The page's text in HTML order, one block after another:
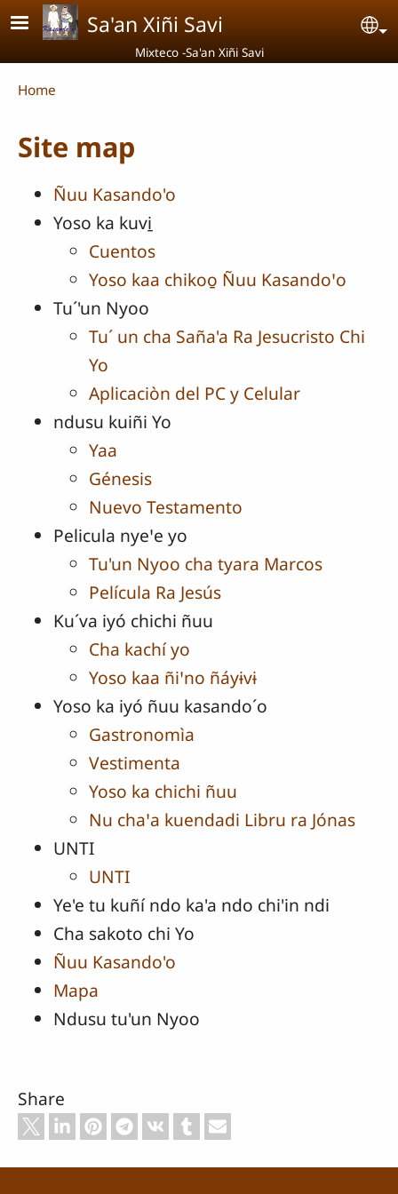
Skip to main content
Sa'an Xiñi Savi
Mixteco -Sa'an Xiñi Savi
Breadcrumb
Home
Site map
Ñuu Kasando'o
Yoso ka kuvi̱
Cuentos
Yoso kaa chikoo̱ Ñuu Kasandoꞌo
Tu´'un Nyoo
Tu´ un cha Saña'a Ra Jesucristo Chi
Yo
Aplicaciòn del PC y Celular
ndusu kuiñi Yo
Yaa
Génesis
Nuevo Testamento
Pelicula nyeꞌe yo
Tu'un Nyoo cha tyara Marcos
Película Ra Jesús
Ku´va iyó chichi ñuu
Cha kachí yo
Yoso kaa ñiꞌno ñáyɨvɨ
Yoso ka iyó ñuu kasando´o
Gastronomìa
Vestimenta
Yoso ka chichi ñuu
Nu chaꞌa kuendadi Libru ra Jónas
UNTI
UNTI
Ye'e tu kuñí ndo ka'a ndo chi'in ndi
Cha sakoto chi Yo
Ñuu Kasando'o
Mapa
Ndusu tu'un Nyoo
Share